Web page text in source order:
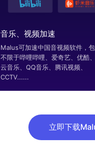
音乐、视频加速
Malus可加速中国音视频软件，
不限于哔哩哔哩、爱奇艺、优酷
云音乐、QQ音乐、腾讯视频、
CCTV......
立即下载